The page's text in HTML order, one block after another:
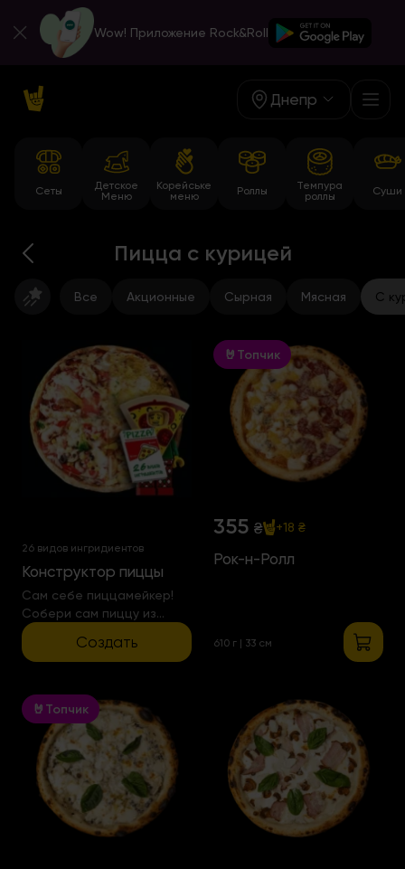
Wow! Приложение Rock&Roll
Днепр
Сеты
Детское
Меню
Корейське
меню
Роллы
Темпура
роллы
Суши
Пицца с курицей
Все Акционные Сырная Мясная С
26 видов ингридиентов
Конструктор пиццы
Сам себе пиццамейкер!
Собери сам пиццу из
любого количества
ингридиентов
Создать
🤘Топчик
355 ₴ +18 ₴
Рок-н-Ролл
610 г | 33 см
🤘Топчик